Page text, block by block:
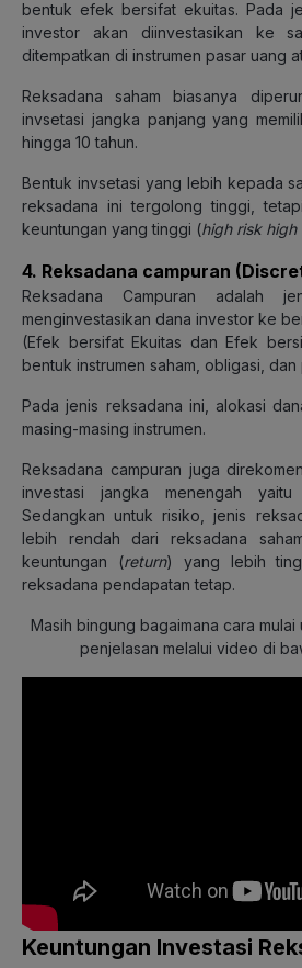
bentuk efek bersifat ekuitas. Pada
investor akan diinvestasikan ke
ditempatkan di instrumen pasar uang
Reksadana saham biasanya
invsetasi jangka panjang yang
hingga 10 tahun.
Bentuk invsetasi yang lebih kepada
reksadana ini tergolong tinggi,
keuntungan yang tinggi (high risk high
4. Reksadana campuran
Reksadana Campuran adalah
menginvestasikan dana investor ke
(Efek bersifat Ekuitas dan Efek
bentuk instrumen saham, obligasi, dan
Pada jenis reksadana ini, alokasi
masing-masing instrumen.
Reksadana campuran juga
investasi jangka menengah
Sedangkan untuk risiko, jenis
lebih rendah dari reksadana
keuntungan (return) yang lebih
reksadana pendapatan tetap.
Masih bingung bagaimana cara mulai
penjelasan melalui video di
Keuntungan Investasi